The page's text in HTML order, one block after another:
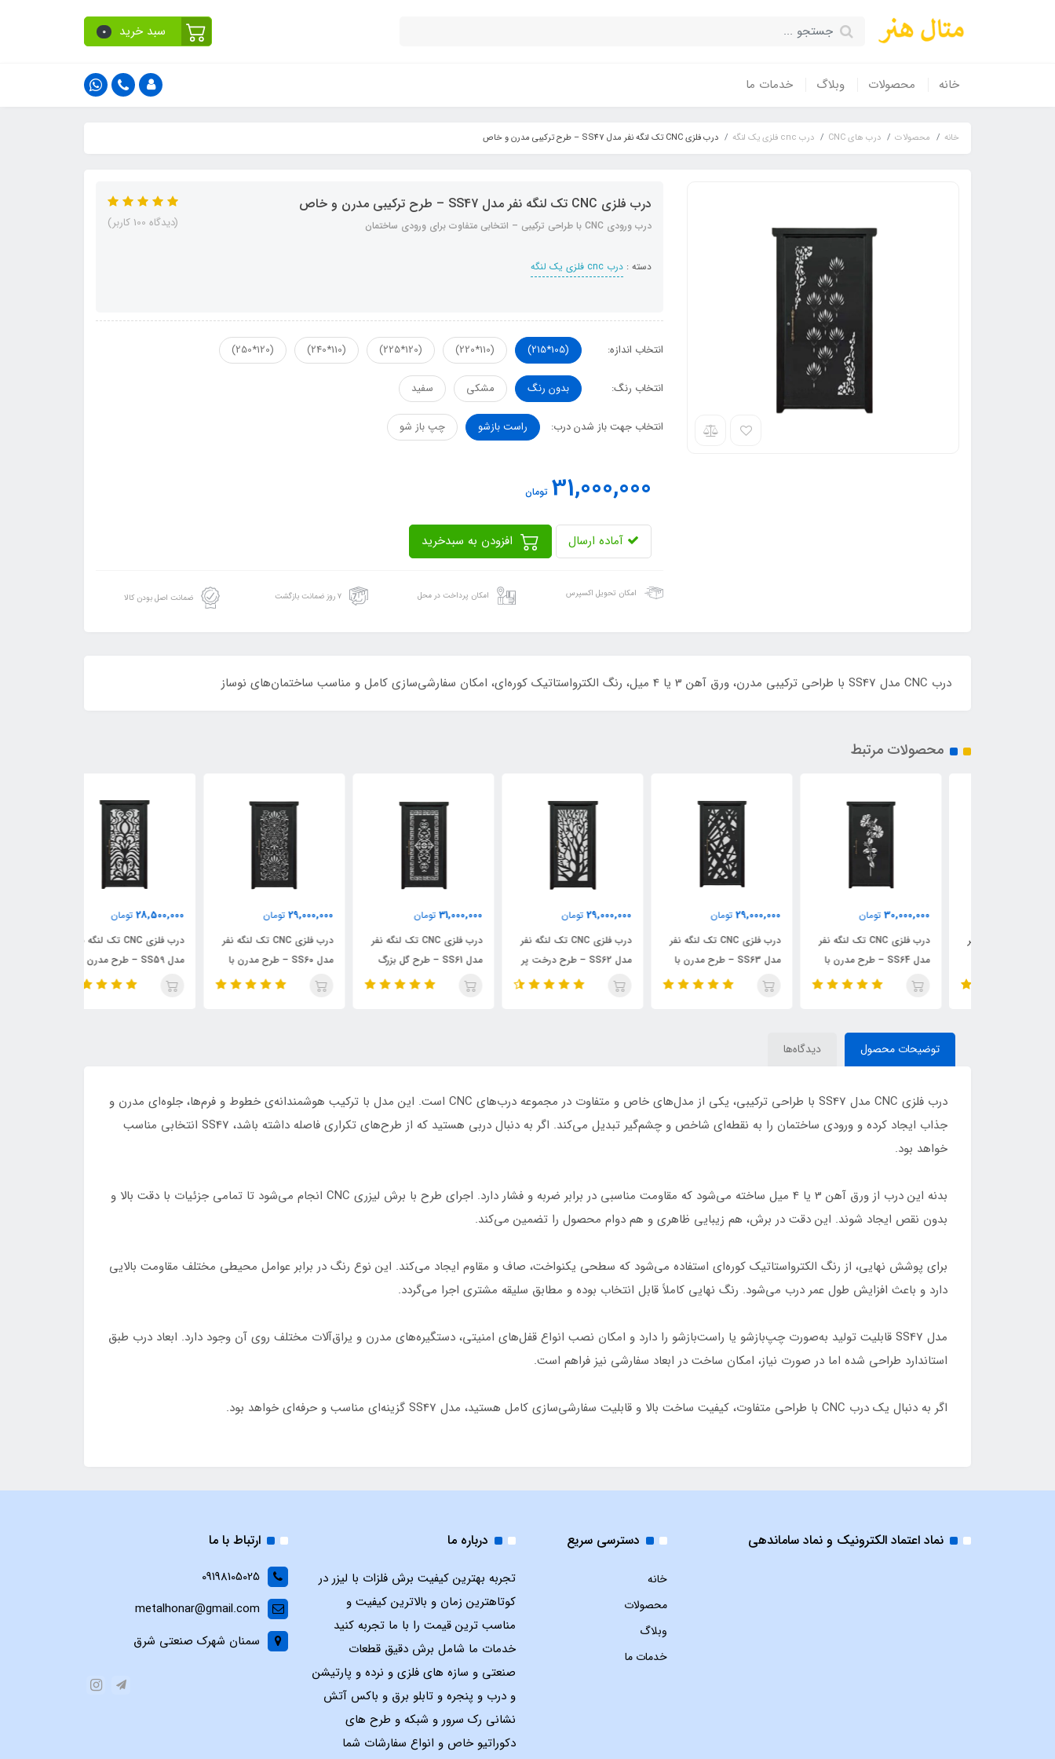
سبد خرید 0
خانه محصولات وبلاگ خدمات ما
خانه محصولات درب های CNC درب cnc فلزی یک لنگه درب فلزی CNC تک لنگه نفر مدل SS47 – طرح ترکیبی مدرن و خاص
درب فلزی CNC تک لنگه نفر مدل SS47 – طرح ترکیبی مدرن و خاص
درب ورودی CNC با طراحی ترکیبی – انتخابی متفاوت برای ورودی ساختمان
دسته : درب cnc فلزی یک لنگه
(دیدگاه 100 کاربر)
انتخاب اندازه: (105*215)
(110*220)
(120*225)
(110*240)
(120*250)
انتخاب رنگ: بدون رنگ مشکی سفید
انتخاب جهت باز شدن درب: راست بازشو چپ باز شو
31,000,000 تومان
آماده ارسال
امکان تحویل اکسپرس امکان پرداخت در محل ۷ روز ضمانت بازگشت ضمانت اصل بودن کالا
درب CNC مدل SS47 با طراحی ترکیبی مدرن، ورق آهن 3 یا 4 میل، رنگ الکترواستاتیک کوره‌ای، امکان سفارشی‌سازی کامل و مناسب ساختمان‌های نوساز
محصولات مرتبط
30,000,000 تومان
درب فلزی CNC تک لنگه نفر
مدل SS64 – طرح مدرن با
الگوی گل زیبا
29,000,000 تومان
درب فلزی CNC تک لنگه نفر
مدل SS63 – طرح مدرن با
قاب خاص و خطوط مینیمال
29,000,000 تومان
درب فلزی CNC تک لنگه نفر
مدل SS62 – طرح درخت پر
شاخه و برگ
31,000,000 تومان
درب فلزی CNC تک لنگه نفر
مدل SS61 – طرح گل بزرگ
29,000,000 تومان
درب فلزی CNC تک لنگه نفر
مدل SS60 – طرح مدرن با
قاب‌بندی هندسی
28,500,000 تومان
درب فلزی CNC تک لنگه نفر
مدل SS59 – طرح مدرن
توضیحات محصول دیدگاه‌ها
درب فلزی CNC مدل SS47 با طراحی ترکیبی، یکی از مدل‌های خاص و متفاوت در مجموعه درب‌های CNC است. این مدل با ترکیب هوشمندانه‌ی خطوط و فرم‌ها، جلوه‌ای مدرن و
جذاب ایجاد کرده و ورودی ساختمان را به نقطه‌ای شاخص و چشم‌گیر تبدیل می‌کند. اگر به دنبال دربی هستید که از طرح‌های تکراری فاصله داشته باشد، SS47 انتخابی مناسب
خواهد بود.
بدنه این درب از ورق آهن 3 یا 4 میل ساخته می‌شود که مقاومت مناسبی در برابر ضربه و فشار دارد. اجرای طرح با برش لیزری CNC انجام می‌شود تا تمامی جزئیات با دقت بالا و
بدون نقص ایجاد شوند. این دقت در برش، هم زیبایی ظاهری و هم دوام محصول را تضمین می‌کند.
برای پوشش نهایی، از رنگ الکترواستاتیک کوره‌ای استفاده می‌شود که سطحی یکنواخت، صاف و مقاوم ایجاد می‌کند. این نوع رنگ در برابر عوامل محیطی مختلف مقاومت بالایی
دارد و باعث افزایش طول عمر درب می‌شود. رنگ نهایی کاملاً قابل انتخاب بوده و مطابق سلیقه مشتری اجرا می‌گردد.
مدل SS47 قابلیت تولید به‌صورت چپ‌بازشو یا راست‌بازشو را دارد و امکان نصب انواع قفل‌های امنیتی، دستگیره‌های مدرن و یراق‌آلات مختلف روی آن وجود دارد. ابعاد درب طبق
استاندارد طراحی شده اما در صورت نیاز، امکان ساخت در ابعاد سفارشی نیز فراهم است.
اگر به دنبال یک درب CNC با طراحی متفاوت، کیفیت ساخت بالا و قابلیت سفارشی‌سازی کامل هستید، مدل SS47 گزینه‌ای مناسب و حرفه‌ای خواهد بود.
نماد اعتماد الکترونیک و نماد ساماندهی دسترسی سریع
خانه
محصولات
وبلاگ
خدمات ما
درباره ما
تجربه بهترین کیفیت برش فلزات با لیزر در
کوتاهترین زمان و بالاترین کیفیت و
مناسب ترین قیمت را با ما تجربه کنید
خدمات ما شامل برش دقیق قطعات
صنعتی و سازه های فلزی و نرده و پارتیشن
و درب و پنجره و تابلو برق و باکس آتش
نشانی رک سرور و شبکه و طرح های
دکوراتیو خاص و انواع سفارشات شما
ارتباط با ما
09198105025
metalhonar@gmail.com
سمنان شهرک صنعتی شرق